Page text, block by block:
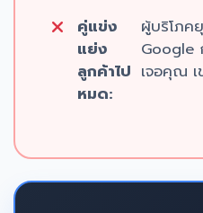
คู่แข่ง
แย่ง
ลูกค้าไป
หมด:
ผู้บริโภค
Google
เจอคุณ